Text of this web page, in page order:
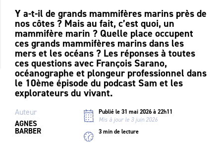
Y a-t-il de grands mammifères marins près de
nos côtes ? Mais au fait, c’est quoi, un
mammifère marin ? Quelle place occupent
ces grands mammifères marins dans les
mers et les océans ? Les réponses à toutes
ces questions avec François Sarano,
océanographe et plongeur professionnel dans
le 10ème épisode du podcast Sam et les
explorateurs du vivant.
Auteur
AGNES
BARBER
Publié le 31 mai 2026 à 22h11
Mis à jour le 3 juin 2026
3 min de lecture